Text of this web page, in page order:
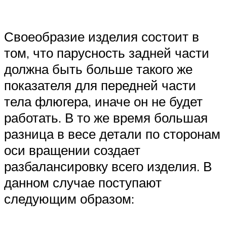
Своеобразие изделия состоит в
том, что парусность задней части
должна быть больше такого же
показателя для передней части
тела флюгера, иначе он не будет
работать. В то же время большая
разница в весе детали по сторонам
оси вращении создает
разбалансировку всего изделия. В
данном случае поступают
следующим образом: